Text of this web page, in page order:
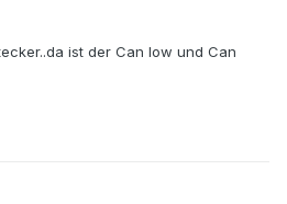
ist der Can low und Can